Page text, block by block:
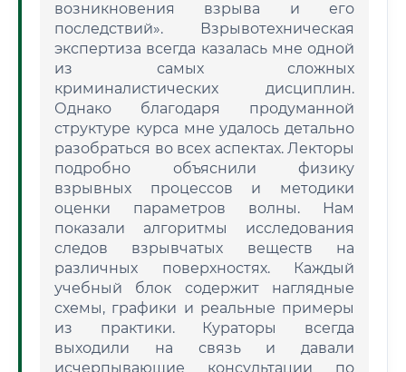
возникновения взрыва и его
последствий». Взрывотехническая
экспертиза всегда казалась мне одной
из самых сложных
криминалистических дисциплин.
Однако благодаря продуманной
структуре курса мне удалось детально
разобраться во всех аспектах. Лекторы
подробно объяснили физику
взрывных процессов и методики
оценки параметров волны. Нам
показали алгоритмы исследования
следов взрывчатых веществ на
различных поверхностях. Каждый
учебный блок содержит наглядные
схемы, графики и реальные примеры
из практики. Кураторы всегда
выходили на связь и давали
исчерпывающие консультации по